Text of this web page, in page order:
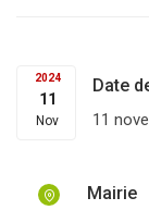
2024
11
Nov
Date
11
Mairie